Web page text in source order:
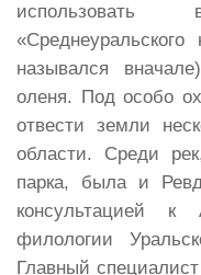
назывался
оленя. Под особо
отвести земли
области. Среди
парка, была и
консультацией к
филологии
Главный